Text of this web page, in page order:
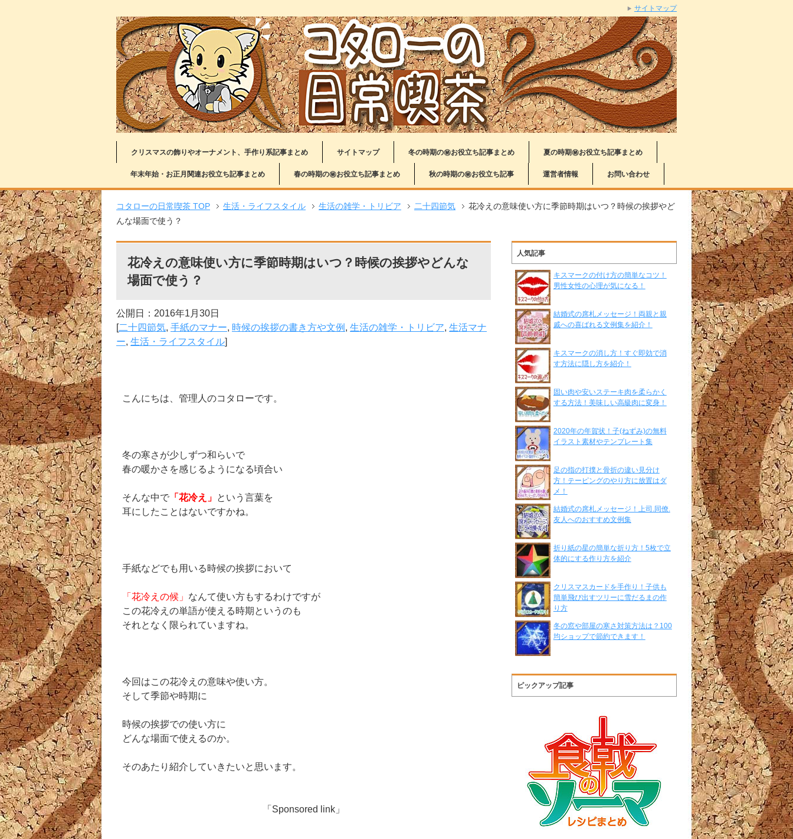
クリスマスの飾りやオーナメント、手作り系記事まとめ サイトマップ 冬の時期の㊙お役立ち記事まとめ 夏の時期㊙お役立ち記事まとめ
年末年始・お正月関連お役立ち記事まとめ 春の時期の㊙お役立ち記事まとめ 秋の時期の㊙お役立ち記事 運営者情報 お問い合わせ
コタローの日常喫茶 TOP 生活・ライフスタイル 生活の雑学・トリビア 二十四節気
花冷えの意味使い方に季節時期はいつ？時候の挨拶やど
んな場面で使う？
花冷えの意味使い方に季節時期はいつ？時候の挨拶やどんな
場面で使う？
公開日： 2016年1月30日
[二十四節気, 手紙のマナー, 時候の挨拶の書き方や文例 , 生活の雑学・トリビア, 生活マナ
ー, 生活・ライフスタイル]
こんにちは、管理人のコタローです。
冬の寒さが少しずつ和らいで
春の暖かさを感じるようになる頃合い
そんな中で 「花冷え」 という言葉を
耳にしたことはないですかね。
手紙などでも用いる時候の挨拶において
「花冷えの候」 なんて使い方もするわけですが
この花冷えの単語が使える時期というのも
それとなく限られていますね。
今回はこの花冷えの意味や使い方。
そして季節や時期に
時候の挨拶での使い方に
どんな場面で使えるのか。
そのあたり紹介していきたいと思います。
「Sponsored link」
人気記事
キスマークの付け方の簡単なコツ！
男性女性の心理が気になる！
結婚式の席札メッセージ！両親と親
戚への喜ばれる文例集を紹介！
キスマークの消し方！すぐ即効で消
す方法に隠し方を紹介！
固い肉や安いステーキ肉を柔らかく
する方法！美味しい高級肉に変身！
2020年の年賀状！子(ねずみ)の無料
イラスト素材やテンプレート集
足の指の打撲と骨折の違い見分け
方！テーピングのやり方に放置はダ
メ！
結婚式の席札メッセージ！上司.同僚.
友人へのおすすめ文例集
折り紙の星の簡単な折り方！5枚で立
体的にする作り方を紹介
クリスマスカードを手作り！子供も
簡単飛び出すツリーに雪だるまの作
り方
冬の窓や部屋の寒さ対策方法は？100
均ショップで節約できます！
ピックアップ記事
サイトマップ